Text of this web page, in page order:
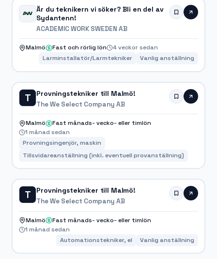
Är du teknikern vi söker? Bli en del av
Sydantenn!
ACADEMIC WORK SWEDEN AB
Malmö Fast och rörlig lön
4 veckor sedan
Larminstallatör/Larmtekniker
Vanlig anställning
T Provningstekniker till Malmö!
The We Select Company AB
Malmö
Fast månads- vecko- eller timlön
1 månad sedan
Provningsingenjör, maskin
Tillsvidareanställning (inkl. eventuell provanställning)
T Provningstekniker till Malmö!
The We Select Company AB
Malmö
Fast månads- vecko- eller timlön
1 månad sedan
Automationstekniker, el
Vanlig anställning